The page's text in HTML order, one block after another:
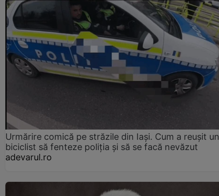
Urmărire comică pe străzile din Iași. Cum a reușit un
biciclist să fenteze poliția și să se facă nevăzut
adevarul.ro